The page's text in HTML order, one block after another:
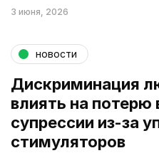
3 июня, 2026
новости
Дискриминация
влиять на потерю
супрессии из-за
стимуляторов